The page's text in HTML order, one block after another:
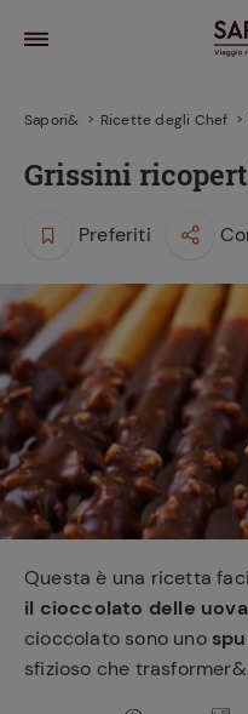
e
ricetta
il
la frutta
sensi di
Sapori& Ricette degli Chef
Grissini
Preferiti
Questa è una ricetta
il cioccolato delle
cioccolato sono uno
sfizioso che